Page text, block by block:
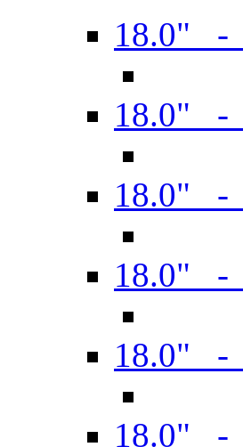
18.0" -
18.0" -
18.0" -
18.0" -
18.0" -
18.0" -